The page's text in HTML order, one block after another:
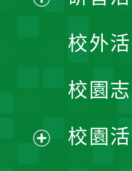
單
校外
校園
校園